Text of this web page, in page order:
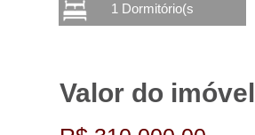
1 Dormitório(s
Valor do imóvel